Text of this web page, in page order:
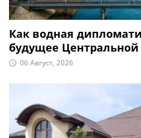
Как водная
будущее
06 Август, 2026